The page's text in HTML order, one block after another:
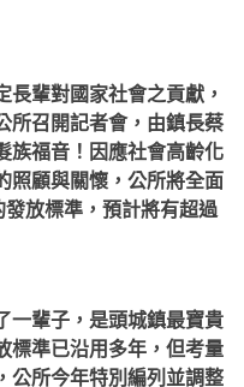
輩對國家社會之貢獻，
所召開記者會，由鎮長蔡
族福音！因應社會高齡化
照顧與關懷，公所將全面
放標準，預計將有超過
一輩子，是頭城鎮最寶貴
標準已沿用多年，但考量
公所今年特別編列並調整